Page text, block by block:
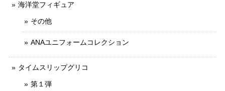
海洋堂フィギュア
その他
ANAユニフォームコレクション
タイムスリップグリコ
第１弾